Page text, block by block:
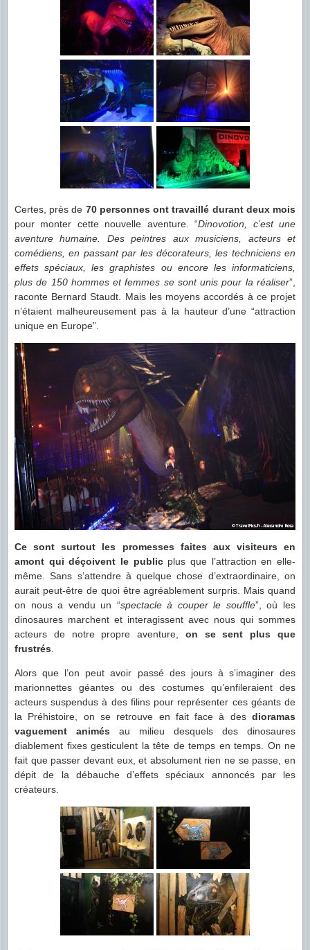
Certes, près de 70 personnes ont travaillé durant deux mois
pour monter cette nouvelle aventure. “Dinovotion, c’est une
aventure humaine. Des peintres aux musiciens, acteurs et
comédiens, en passant par les décorateurs, les techniciens en
effets spéciaux, les graphistes ou encore les informaticiens,
plus de 150 hommes et femmes se sont unis pour la réaliser”,
raconte Bernard Staudt. Mais les moyens accordés à ce projet
n’étaient malheureusement pas à la hauteur d’une “attraction
unique en Europe”.
Ce sont surtout les promesses faites aux visiteurs en
amont qui déçoivent le publicplus que l’attraction en elle-
même. Sans s’attendre à quelque chose d’extraordinaire, on
aurait peut-être de quoi être agréablement surpris. Mais quand
on nous a vendu un “spectacle à couper le souffle”, où les
dinosaures marchent et interagissent avec nous qui sommes
acteurs de notre propre aventure, on se sent plus que
frustrés.
Alors que l’on peut avoir passé des jours à s’imaginer des
marionnettes géantes ou des costumes qu’enfileraient des
acteurs suspendus à des filins pour représenter ces géants de
la Préhistoire, on se retrouve en fait face à des dioramas
vaguement animés au milieu desquels des dinosaures
diablement fixes gesticulent la tête de temps en temps. On ne
fait que passer devant eux, et absolument rien ne se passe, en
dépit de la débauche d’effets spéciaux annoncés par les
créateurs.